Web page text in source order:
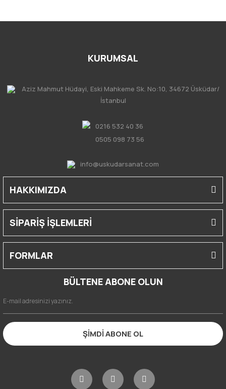
KURUMSAL
Aziz Mahmut Hüdayi, Eski Mahkeme Sk. No:10, 34672 Üsküdar/
İstanbul
0216 532 40 36
0505 098 73 56
info@uskudarsanat.com
HAKKIMIZDA
SİPARİŞ İŞLEMLERİ
FORMLAR
BÜLTENE ABONE OLUN
ŞİMDİ ABONE OL